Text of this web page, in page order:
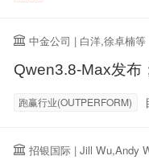
中金公司 | 白洋,徐卓楠等
Qwen3.8-Max发布
跑赢行业(OUTPERFORM)
招银国际 | Jill Wu,Andy